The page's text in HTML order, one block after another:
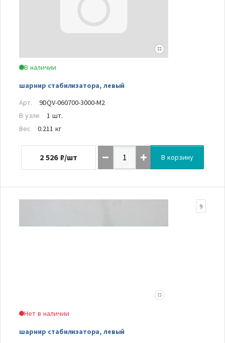
В наличии
шарнир стабилизатора, левый
Арт.
9DQV-060700-3000-M2
В узле
1 шт.
Вес
0.211 кг
2 526 ₽/шт В корзину
Нет в наличии
шарнир стабилизатора, левый
9